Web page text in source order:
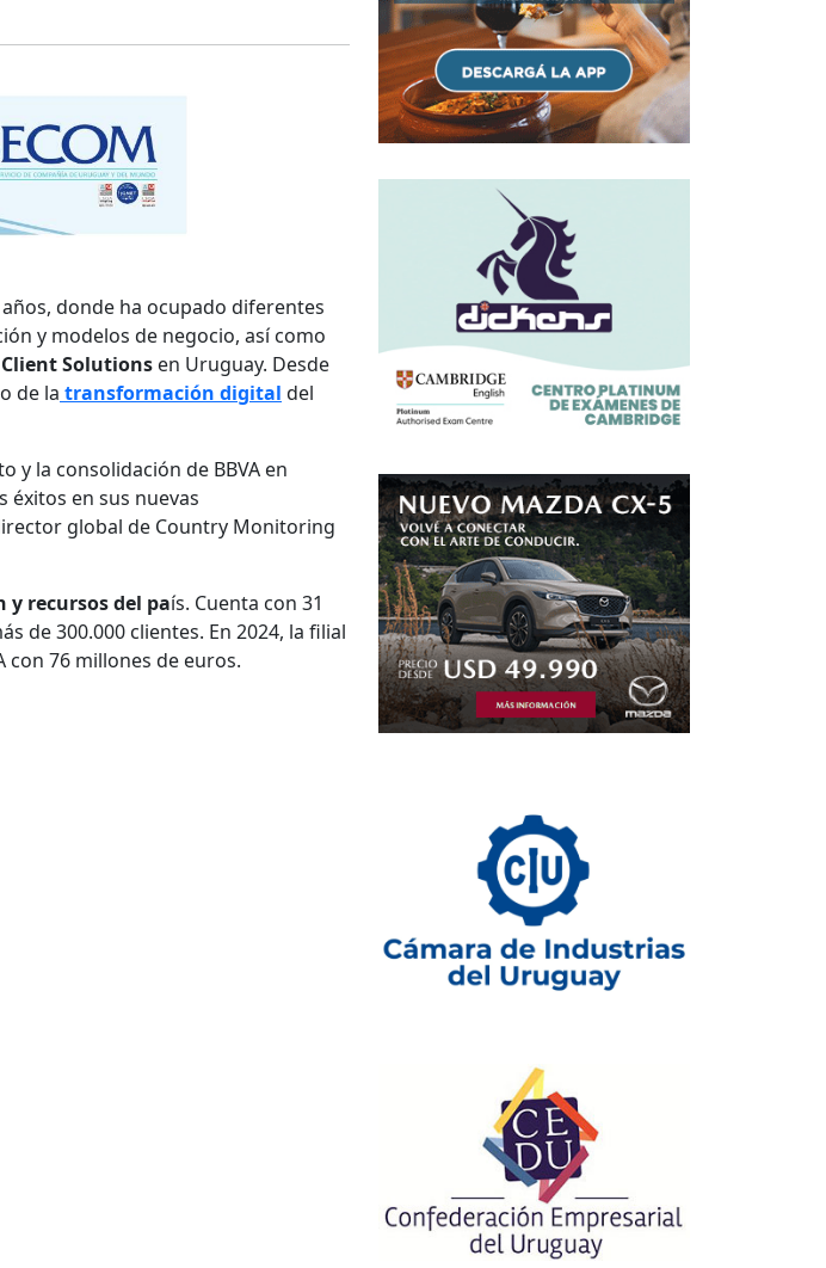
donde ha ocupado diferentes
y modelos de negocio, así como
Client Solutions en Uruguay. Desde
de la transformación digital del
y la consolidación de BBVA en
éxitos en sus nuevas
global de Country Monitoring
recursos del país. Cuenta con 31
de 300.000 clientes. En 2024, la filial
76 millones de euros.